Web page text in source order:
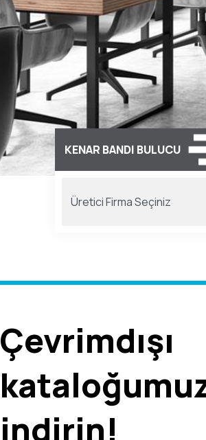
KENAR BANDI BULUCU
Çevrimdışı
indirin!